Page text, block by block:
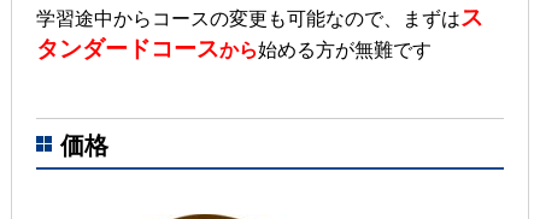
学習途中からコースの変更も可能なので、
まずはス
タンダードコースから始める方が無難です
価格